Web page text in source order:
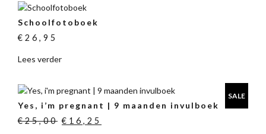
Schoolfotoboek
€ 26,95
Lees verder
SALE
Yes, i’m pregnant | 9 maanden invulboek
€25,00 Oorspronkelijke
€ 16,25